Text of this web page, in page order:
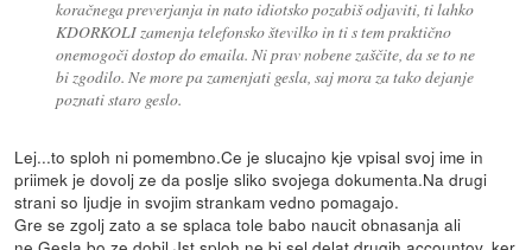
koračnega preverjanja in nato idiotsko pozabiš odjaviti, ti lahko
KDORKOLI zamenja telefonsko številko in ti s tem praktično
onemogoči dostop do emaila. Ni prav nobene zaščite, da se to ne
bi zgodilo. Ne more pa zamenjati gesla, saj mora za tako dejanje
poznati staro geslo.
Lej...to sploh ni pomembno.Ce je slucajno kje vpisal svoj ime in
priimek je dovolj ze da poslje sliko svojega dokumenta.Na drugi
strani so ljudje in svojim strankam vedno pomagajo.
Gre se zgolj zato a se splaca tole babo naucit obnasanja ali